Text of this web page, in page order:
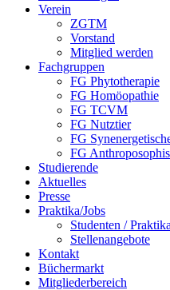
Verein
ZGTM
Vorstand
Mitglied werden
Fachgruppen
FG Phytotherapie
FG Homöopathie
FG TCVM
FG Nutztier
FG
FG
Studierende
Aktuelles
Presse
Praktika/Jobs
Studenten / Praktika
Stellenangebote
Kontakt
Büchermarkt
Mitgliederbereich